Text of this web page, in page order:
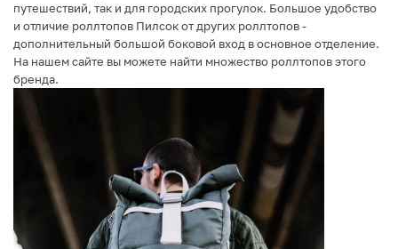
путешествий, так и для городских прогулок. Большое удобство
и отличие роллтопов Пилсок от других роллтопов -
дополнительный большой боковой вход в основное отделение.
На нашем сайте вы можете найти множество роллтопов этого
бренда.